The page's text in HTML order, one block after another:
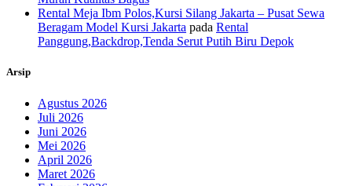
Rental Meja Ibm Polos,Kursi Silang Jakarta – Pusat Sewa
Beragam Model Kursi Jakarta pada Rental
Panggung,Backdrop,Tenda Serut Putih Biru Depok
Arsip
Agustus 2026
Juli 2026
Juni 2026
Mei 2026
April 2026
Maret 2026